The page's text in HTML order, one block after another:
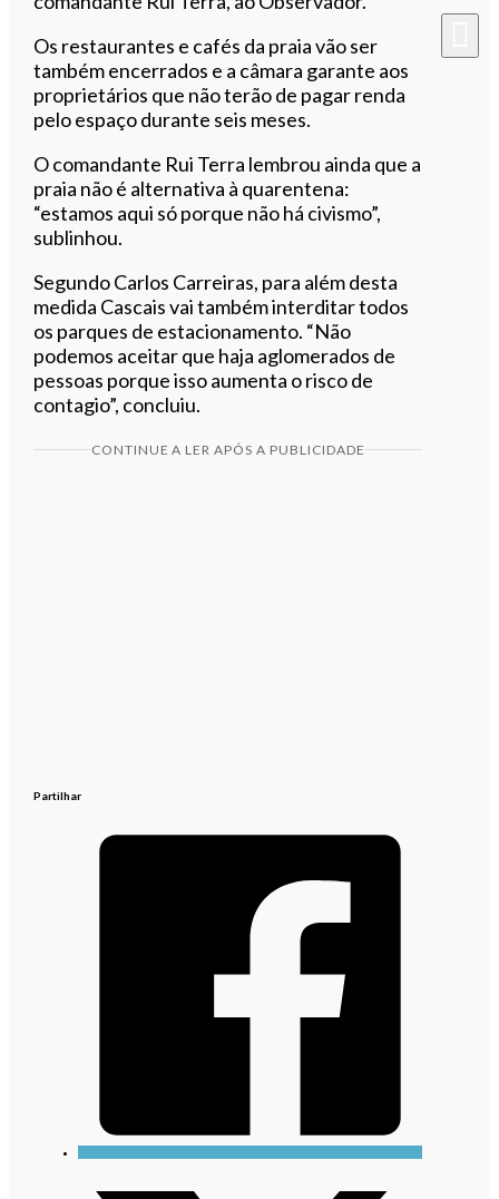
Os restaurantes e cafés da praia vão ser
também encerrados e a câmara garante aos
proprietários que não terão de pagar renda
pelo espaço durante seis meses.
O comandante Rui Terra lembrou ainda que a
praia não é alternativa à quarentena:
“estamos aqui só porque não há civismo”,
sublinhou.
Segundo Carlos Carreiras, para além desta
medida Cascais vai também interditar todos
os parques de estacionamento. “Não
podemos aceitar que haja aglomerados de
pessoas porque isso aumenta o risco de
contagio”, concluiu.
CONTINUE A LER APÓS A PUBLICIDADE
Partilhar